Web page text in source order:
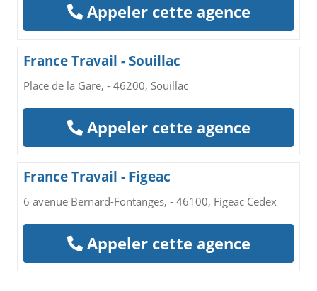
Appeler cette agence
France Travail - Souillac
Place de la Gare, - 46200, Souillac
Appeler cette agence
France Travail - Figeac
6 avenue Bernard-Fontanges, - 46100, Figeac Cedex
Appeler cette agence